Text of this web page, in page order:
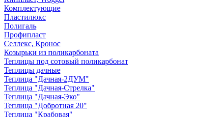
Комплектующие
Пластилюкс
Полигаль
Профипласт
Селлекс, Кронос
Козырьки из поликарбоната
Теплицы под сотовый поликарбонат
Теплицы дачные
Теплица "Дачная-2ДУМ"
Теплица "Дачная-Стрелка"
Теплица "Дачная-Эко"
Теплица "Добротная 20"
Теплица "Крабовая"